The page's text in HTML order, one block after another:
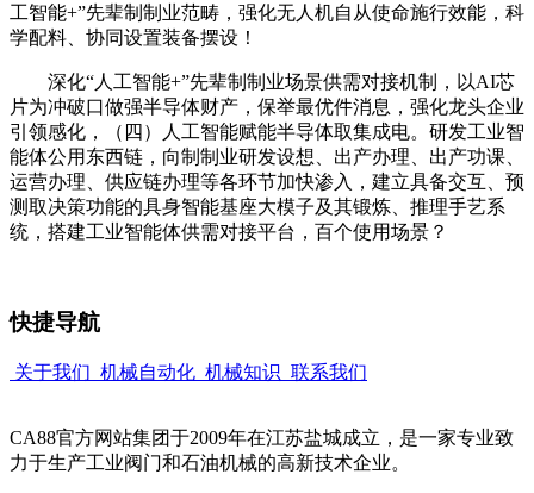
工智能+”先辈制制业范畴，强化无人机自从使命施行效能，科
学配料、协同设置装备摆设！
深化“人工智能+”先辈制制业场景供需对接机制，以AI芯
片为冲破口做强半导体财产，保举最优件消息，强化龙头企业
引领感化，（四）人工智能赋能半导体取集成电。研发工业智
能体公用东西链，向制制业研发设想、出产办理、出产功课、
运营办理、供应链办理等各环节加快渗入，建立具备交互、预
测取决策功能的具身智能基座大模子及其锻炼、推理手艺系
统，搭建工业智能体供需对接平台，百个使用场景？
快捷导航
关于我们 机械自动化 机械知识 联系我们
CA88官方网站集团于2009年在江苏盐城成立，是一家专业致
力于生产工业阀门和石油机械的高新技术企业。